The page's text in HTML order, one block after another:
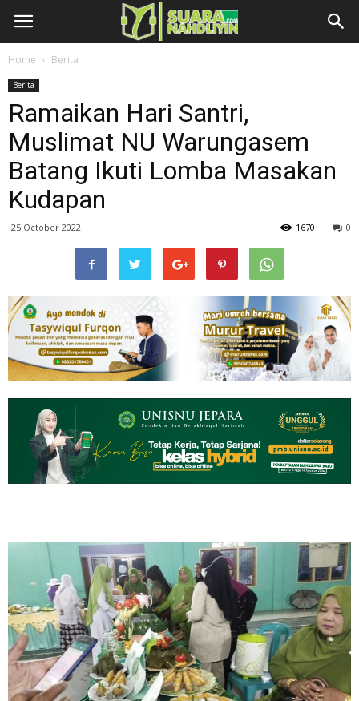
Home Berita
Berita
Ramaikan Hari Santri,
Muslimat NU Warungasem
Batang Ikuti Lomba Masakan
Kudapan
25 October 2022 0
1670